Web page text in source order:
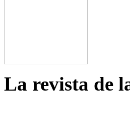
La revista de